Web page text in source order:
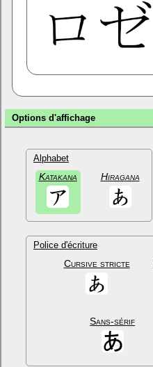
Options d'affichage
Alphabet
Katakana Hiragana
Police d'écriture
Cursive stricte
Sans-sérif